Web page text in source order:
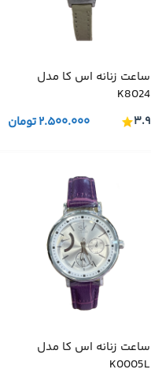
ساعت زنانه اس کا مدل
K8024
۲.۵۰۰.۰۰۰تومان ۳.۹
ساعت زنانه اس کا مدل
K0005L